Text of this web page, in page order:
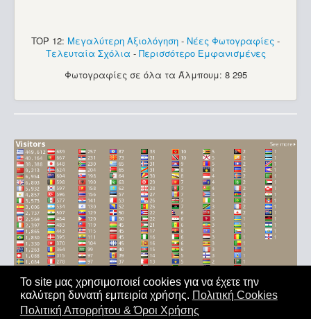
Το site μας χρησιμοποιεί cookies για να έχετε την
καλύτερη δυνατή εμπειρία χρήσης. Πολιτική Cookies
Πολιτική Απορρήτου & Όροι Χρήσης
TOP 12: Μεγαλύτερη Αξιολόγηση - Νέες Φωτογραφίες -
Τελευταία Σχόλια - Περισσότερο Εμφανισμένες
Φωτογραφίες σε όλα τα Άλμπουμ: 8 295
Αρχική|'Οροι Χρήσης|Επικοινωνία